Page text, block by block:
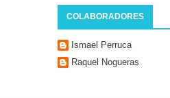
COLABORADORES
Ismael Perruca
Raquel Nogueras